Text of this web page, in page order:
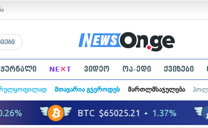
ჟურნალი NE×T ვიდეო ოპ-ედი ქვიზები
მთავარია გჯეროდეს მართლმსაჯულება